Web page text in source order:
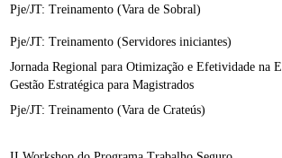
Pje/JT: Treinamento (Vara de Sobral)
Pje/JT: Treinamento (Servidores iniciantes)
Jornada Regional para Otimização e Efetividade na
Gestão Estratégica para Magistrados
Pje/JT: Treinamento (Vara de Crateús)